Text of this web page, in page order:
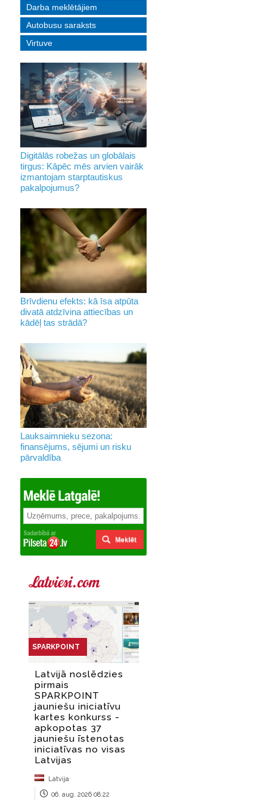
Darba meklētājiem
Autobusu saraksts
Virtuve
Digitālās robežas un globālais
tirgus: Kāpēc mēs arvien vairāk
izmantojam starptautiskus
pakalpojumus?
Brīvdienu efekts: kā īsa atpūta
divatā atdzīvina attiecības un
kādēļ tas strādā?
Lauksaimnieku sezona:
finansējums, sējumi un risku
pārvaldība